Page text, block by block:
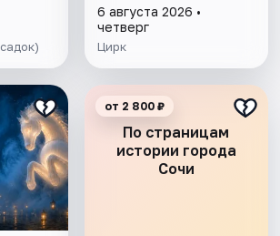
6 августа 2026 •
четверг
Цирк
По страницам
истории города
Сочи
от 2 800 ₽